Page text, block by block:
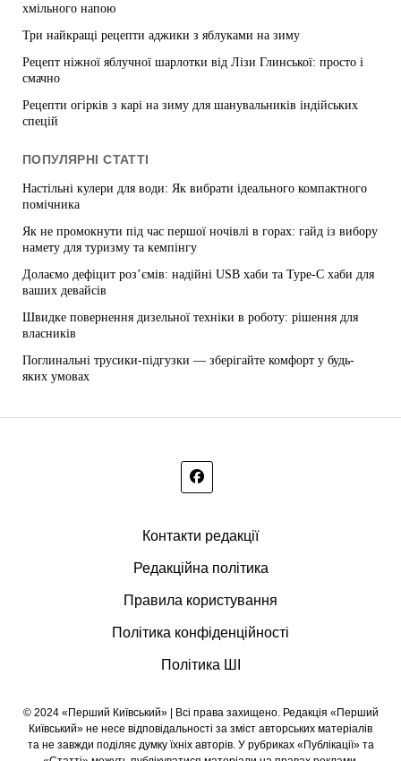
хмільного напою
Три найкращі рецепти аджики з яблуками на зиму
Рецепт ніжної яблучної шарлотки від Лізи Глинської: просто і
смачно
Рецепти огірків з карі на зиму для шанувальників індійських
спецій
ПОПУЛЯРНІ СТАТТІ
Настільні кулери для води: Як вибрати ідеального компактного
помічника
Як не промокнути під час першої ночівлі в горах: гайд із вибору
намету для туризму та кемпінгу
Долаємо дефіцит роз’ємів: надійні USB хаби та Type-C хаби для
ваших девайсів
Швидке повернення дизельної техніки в роботу: рішення для
власників
Поглинальні трусики-підгузки — зберігайте комфорт у будь-
яких умовах
Контакти редакції
Редакційна політика
Правила користування
Політика конфіденційності
Політика ШІ
© 2024 «Перший Київський» | Всі права захищено. Редакція «Перший
Київський» не несе відповідальності за зміст авторських матеріалів
та не завжди поділяє думку їхніх авторів. У рубриках «Публікації» та